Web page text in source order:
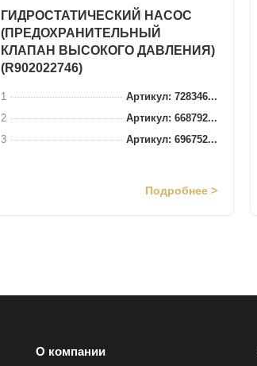
ГИДРОСТАТИЧЕСКИЙ НАСОС
(ПРЕДОХРАНИТЕЛЬНЫЙ
КЛАПАН ВЫСОКОГО ДАВЛЕНИЯ)
(R902022746)
1
Артикул: 728346...
2
Артикул: 668792...
3
Артикул: 696752...
Подробнее >
О компании